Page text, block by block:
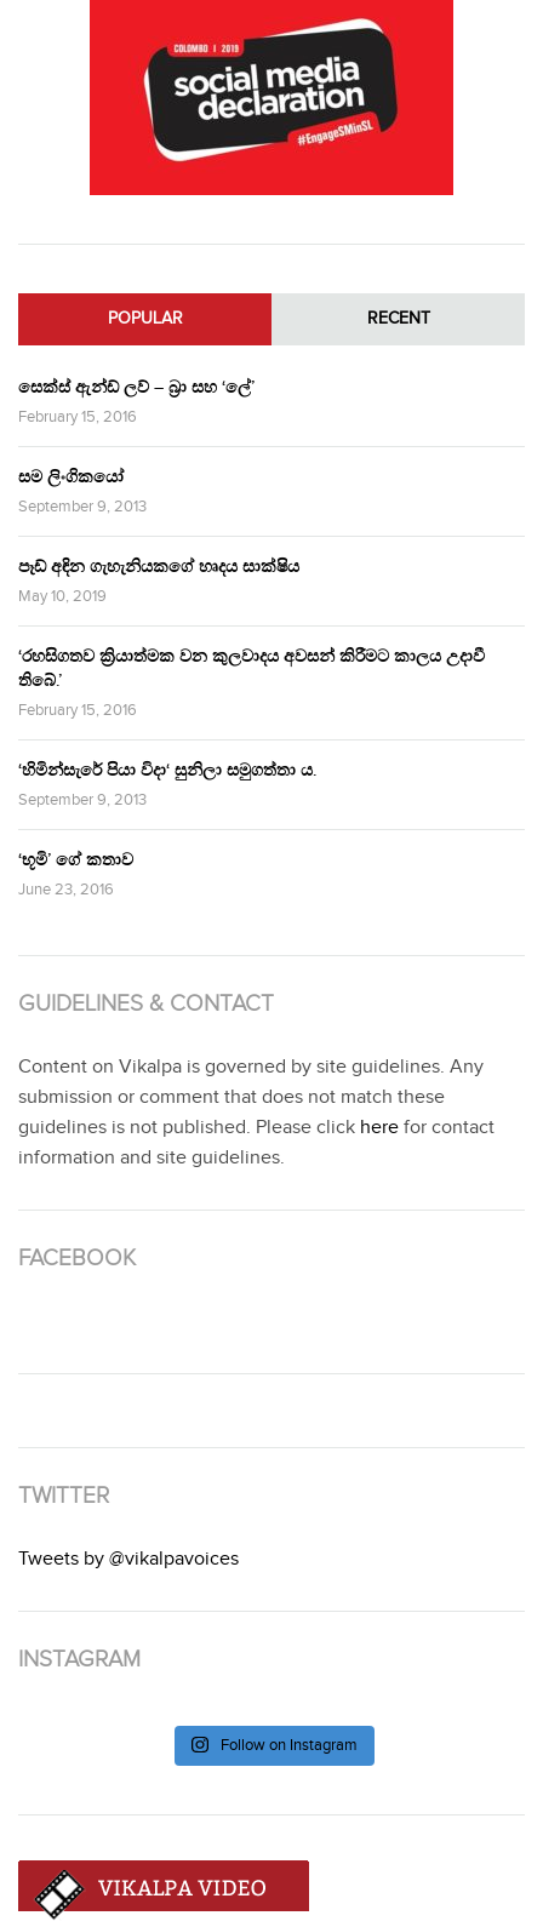
POPULAR RECENT
සෙක්ස් ඇන්ඩ් ලව් – බ්‍රා සහ ‘ලේ’
February 15, 2016
සම ලිංගිකයෝ
September 9, 2013
පෑඩ් අඳින ගැහැනියකගේ හෘදය සාක්ෂිය
May 10, 2019
‘රහසිගතව ක්‍රියාත්මක වන කුලවාදය අවසන් කිරීමට කාලය උදාවී
තිබේ.’
February 15, 2016
‘හිමින්සැරේ පියා විදා‘ සුනිලා සමුගත්තා ය.
September 9, 2013
‘භූමි’ ගේ කතාව
June 23, 2016
GUIDELINES & CONTACT
Content on Vikalpa is governed by site guidelines. Any
submission or comment that does not match these
guidelines is not published. Please click here for contact
information and site guidelines.
FACEBOOK
TWITTER
Tweets by @vikalpavoices
INSTAGRAM
Follow on Instagram